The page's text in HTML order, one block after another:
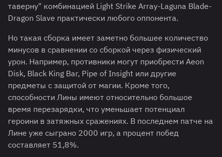
таверну" комбинацией Light Strike Array-Laguna Blade-
Dragon Slave практически любого оппонента.
Но такая сборка имеет заметно большее количество
минусов в сравнении со сборкой через физический
урон. Например, противники могут приобрести Aeon
Disk, Black King Bar, Pipe of Insight или другие
предметы с защитой от магии. Кроме того,
способности Лины имеют относительно большое
время перезарядки, что уменьшает потенциал
героини в затяжных сражениях. В последнем патче на
Лине уже сыграно 2000 игр, а процент побед
составляет 51,8%.